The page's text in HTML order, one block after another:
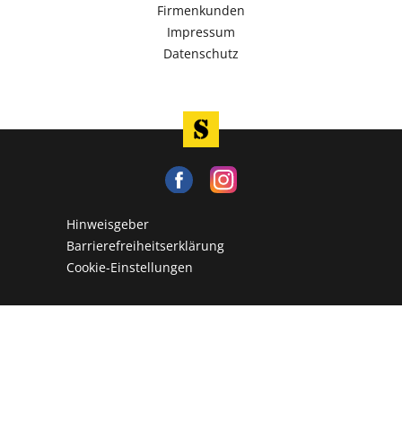
Firmenkunden
Impressum
Datenschutz
Hinweisgeber
Barrierefreiheitserklärung
Cookie-Einstellungen